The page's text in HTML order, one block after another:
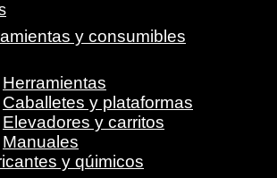
y consumibles
Herramientas
Caballetes y plataformas
Elevadores y carritos
Manuales
y qúimicos